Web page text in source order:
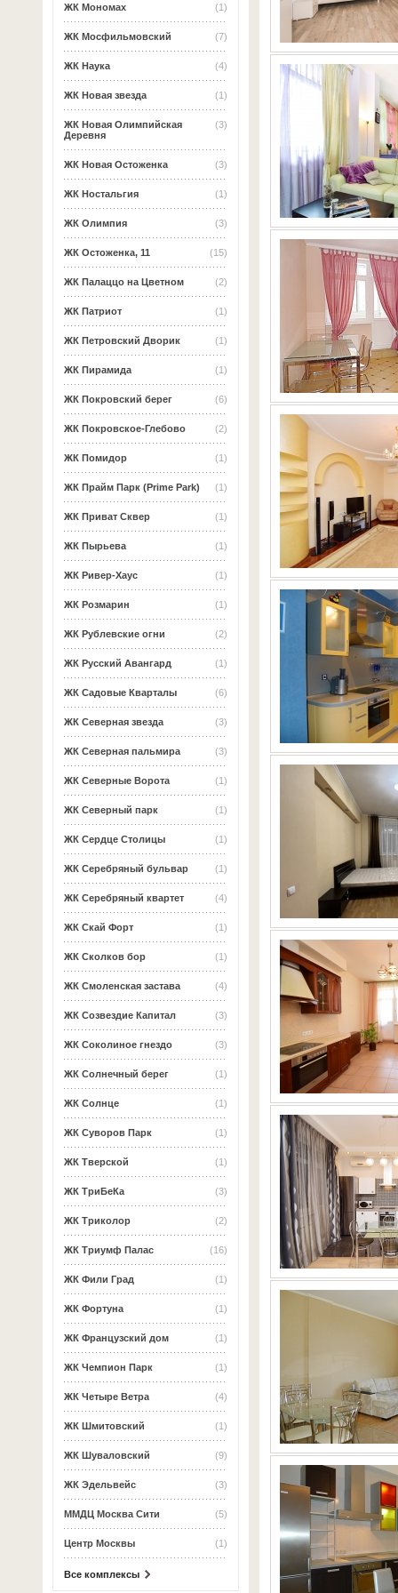
(1)
ЖК Мономах
(7)
ЖК Мосфильмовский
(4)
ЖК Наука
(1)
ЖК Новая звезда
(3)
ЖК Новая Олимпийская
Деревня
(3)
ЖК Новая Остоженка
(1)
ЖК Ностальгия
(3)
ЖК Олимпия
(15)
ЖК Остоженка, 11
(2)
ЖК Палаццо на Цветном
(1)
ЖК Патриот
(1)
ЖК Петровский Дворик
(1)
ЖК Пирамида
(6)
ЖК Покровский берег
(2)
ЖК Покровское-Глебово
(1)
ЖК Помидор
(1)
ЖК Прайм Парк (Prime Park)
(1)
ЖК Приват Сквер
(1)
ЖК Пырьева
(1)
ЖК Ривер-Хаус
(1)
ЖК Розмарин
(2)
ЖК Рублевские огни
(1)
ЖК Русский Авангард
(6)
ЖК Садовые Кварталы
(3)
ЖК Северная звезда
(3)
ЖК Северная пальмира
(1)
ЖК Северные Ворота
(1)
ЖК Северный парк
(1)
ЖК Сердце Столицы
(1)
ЖК Серебряный бульвар
(4)
ЖК Серебряный квартет
(1)
ЖК Скай Форт
(1)
ЖК Сколков бор
(4)
ЖК Смоленская застава
(3)
ЖК Созвездие Капитал
(3)
ЖК Соколиное гнездо
(1)
ЖК Солнечный берег
(1)
ЖК Солнце
(1)
ЖК Суворов Парк
(1)
ЖК Тверской
(3)
ЖК ТриБеКа
(2)
ЖК Триколор
(16)
ЖК Триумф Палас
(1)
ЖК Фили Град
(1)
ЖК Фортуна
(1)
ЖК Французский дом
(1)
ЖК Чемпион Парк
(4)
ЖК Четыре Ветра
(1)
ЖК Шмитовский
(9)
ЖК Шуваловский
(3)
ЖК Эдельвейс
(5)
ММДЦ Москва Сити
(1)
Центр Москвы
Все комплексы